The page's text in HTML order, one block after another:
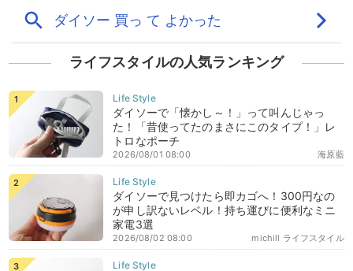
ライフスタイルの人気ランキング
ダイソーで「懐かし～！」って叫んじゃっ
た！「昔使ってたのまさにこのタイプ！」レ
トロなポーチ
海原藍
2026/08/01 08:00
ダイソーで見つけたら即カゴへ！300円なの
が申し訳ないレベル！持ち運びに便利なミニ
家電3選
michill ライフスタイル
2026/08/02 08:00